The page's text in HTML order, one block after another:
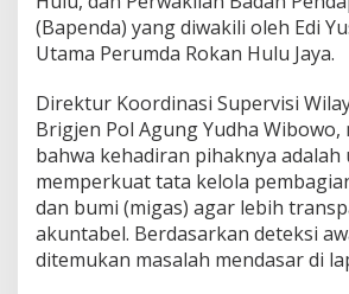
(Bapenda) yang diwakili oleh Edi
Utama Perumda Rokan Hulu Jaya.
Direktur Koordinasi Supervisi
Brigjen Pol Agung Yudha Wibowo,
bahwa kehadiran pihaknya
memperkuat tata kelola
dan bumi (migas) agar lebih
akuntabel. Berdasarkan deteksi
ditemukan masalah mendasar di